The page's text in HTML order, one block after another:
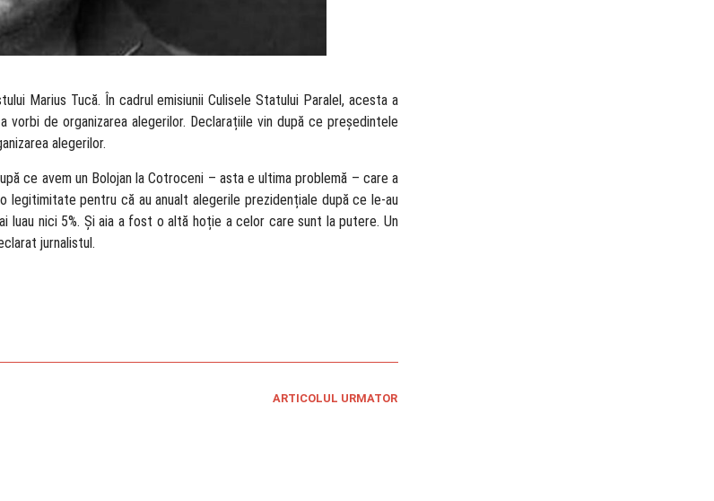
Marius Tucă. În cadrul emisiunii Culisele Statului Paralel, acesta a
de organizarea alegerilor. Declarațiile vin după ce președintele
alegerilor.
ce avem un Bolojan la Cotroceni – asta e ultima problemă – care a
legitimitate pentru că au anualt alegerile prezidențiale după ce le-au
luau nici 5%. Și aia a fost o altă hoție a celor care sunt la putere. Un
jurnalistul.
ARTICOLUL URMATOR